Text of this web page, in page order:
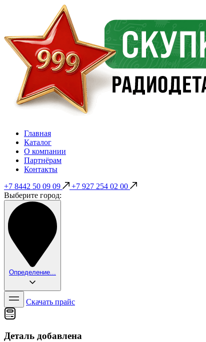
Главная
Каталог
О компании
Партнёрам
Контакты
+7 8442 50 09 09
+7 927 254 02 00
Выберите город:
Определение...
Скачать прайс
Деталь добавлена